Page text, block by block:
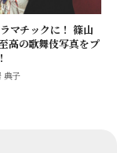
マチックに！ 篠山
高の歌舞伎写真をプ
典子